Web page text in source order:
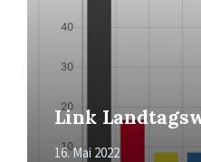
Link
16. Mai 2022